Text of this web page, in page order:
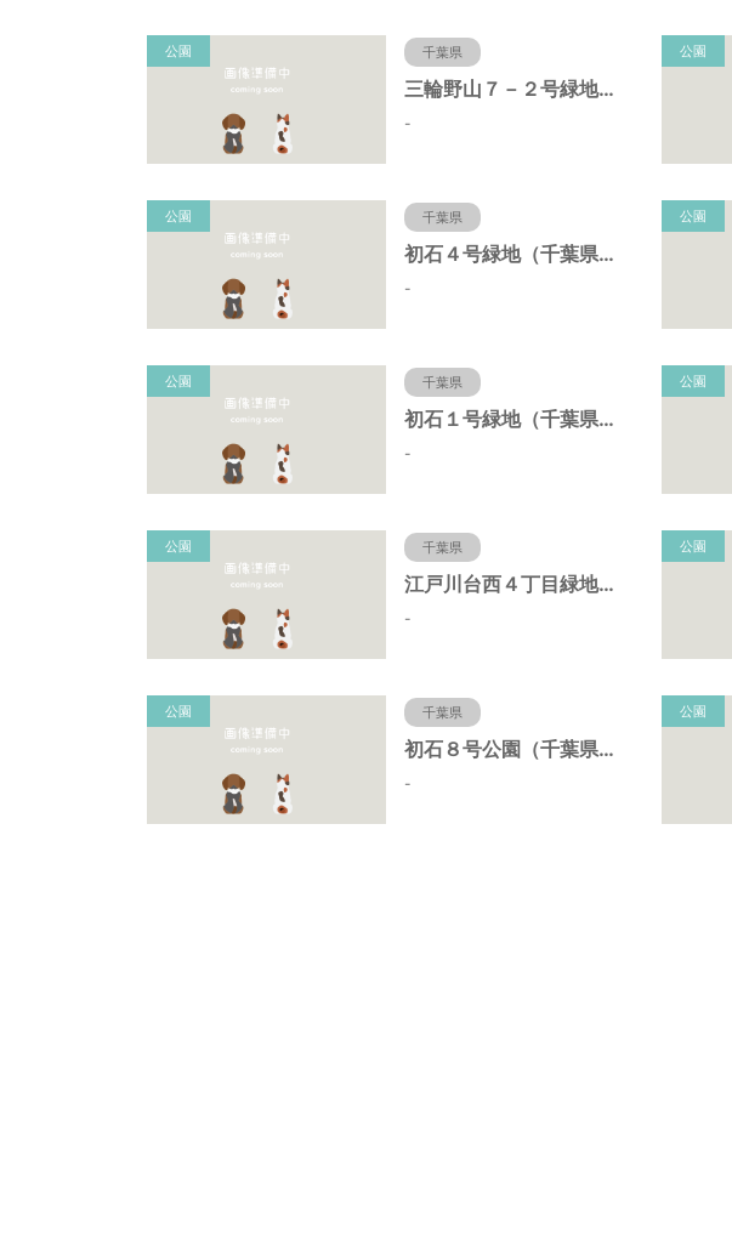
公園 千葉県
三輪野山７－２号緑地（千葉県流山市）
-
公園
公園 千葉県
初石４号緑地（千葉県流山市）
-
公園
公園 千葉県
初石１号緑地（千葉県流山市）
-
公園
公園 千葉県
江戸川台西４丁目緑地（千葉県流山市）
-
公園
公園 千葉県
初石８号公園（千葉県流山市）
-
公園